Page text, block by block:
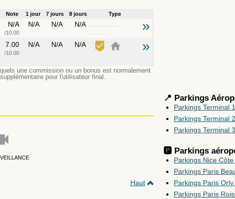
Note 1 jour 7 jours 8 jours Type
N/A
/10.00
N/A N/A N/A »
7.00
/10.00
N/A N/A N/A »
une commission ou un bonus est normalement
pour l'utilisateur final.
Haut
📍 Parkings
Parkings Terminal
Parkings Terminal
Parkings Terminal
🅿️ Parkings
Parkings Nice
Parkings Paris
Parkings Paris Orly
Parkings Paris